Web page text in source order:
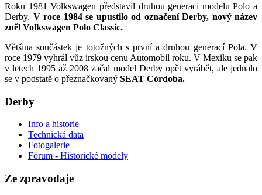
Roku 1981 Volkswagen představil druhou generaci modelu Polo a
Derby. V roce 1984 se upustilo od označení Derby, nový název
zněl Volkswagen Polo Classic.
Většina součástek je totožných s první a druhou generací Pola. V
roce 1979 vyhrál vůz irskou cenu Automobil roku. V Mexiku se pak
v letech 1995 až 2008 začal model Derby opět vyrábět, ale jednalo
se v podstatě o přeznačkovaný SEAT Córdoba.
Derby
Info a historie
Technická data
Fotogalerie
Fórum - Historické modely
Ze zpravodaje